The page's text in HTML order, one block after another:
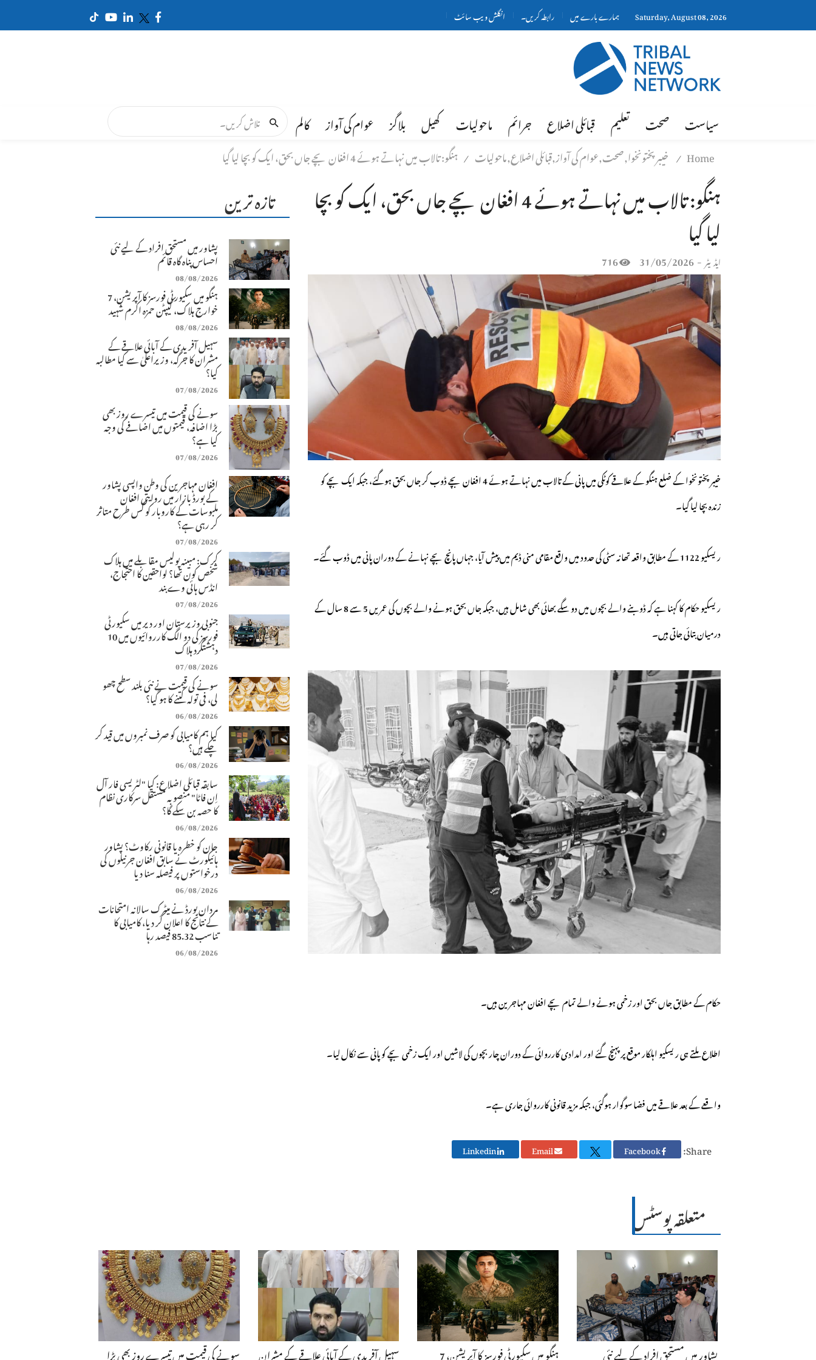
Saturday, August 08, 2026 ہمارے بارے میں رابطہ کریں۔ انگلش ویب سائٹ
سیاست صحت تعلیم قبائلی اضلاع جرائم ماحولیات کھیل بلاگز عوام کی آواز کالم
ہنگو: تالاب میں نہاتے ہوئے 4 افغان بچے جاں بحق، ایک کو بچا لیا گیا Home
/ خیبر پختونخوا,صحت,عوام کی آواز,قبائلی اضلاع,ماحولیات /
ہنگو: تالاب میں نہاتے ہوئے 4 افغان بچے جاں بحق، ایک کو بچا
لیا گیا
ایڈیٹر -
31/05/2026
خیبرپختونخوا کے ضلع ہنگو کے علاقے کوٹکی میں پانی کے تالاب میں نہاتے ہوئے 4 افغان بچے ڈوب کر جاں بحق ہوگئے، جبکہ ایک بچے کو
زندہ بچا لیا گیا۔
ریسکیو 1122 کے مطابق واقعہ تھانہ سٹی کی حدود میں واقع مقامی منی ڈیم میں پیش آیا، جہاں پانچ بچے نہانے کے دوران پانی میں ڈوب گئے۔
ریسکیو حکام کا کہنا ہے کہ ڈوبنے والے بچوں میں دو سگے بھائی بھی شامل ہیں، جبکہ جاں بحق ہونے والے بچوں کی عمریں 5 سے 8 سال کے
درمیان بتائی جاتی ہیں۔
حکام کے مطابق جاں بحق اور زخمی ہونے والے تمام بچے افغان مہاجرین ہیں۔
اطلاع ملتے ہی ریسکیو اہلکار موقع پر پہنچ گئے اور امدادی کارروائی کے دوران چار بچوں کی لاشیں اور ایک زخمی بچے کو پانی سے نکال لیا۔
واقعے کے بعد علاقے میں فضا سوگوار ہوگئی، جبکہ مزید قانونی کارروائی جاری ہے۔
Share:
Email
Linkedin
تازہ ترین
پشاور میں مستحق افراد کے لیے نئی
احساس پناہ گاہ قائم
08/08/2026
ہنگو میں سکیورٹی فورسز کا آپریشن، 7
خوارج ہلاک، کیپٹن حمزہ اکرم شہید
08/08/2026
سہیل آفریدی کے آبائی علاقے کے
مشران کا جرگہ، وزیراعلیٰ سے کیا مطالبہ
کیا؟
07/08/2026
سونے کی قیمت میں تیسرے روز بھی
بڑا اضافہ، قیمتوں میں اضافے کی وجہ
کیا ہے؟
07/08/2026
افغان مہاجرین کی وطن واپسی پشاور
کے بورڈ بازار میں روایتی افغان
ملبوسات کے کاروبار کو کس طرح متاثر
کر رہی ہے؟
07/08/2026
کرک: مبینہ پولیس مقابلے میں ہلاک
شخص کون تھا؟ لواحقین کا احتجاج،
انڈس ہائی وے بند
07/08/2026
جنوبی وزیرستان اور دیر میں سکیورٹی
فورسز کی دو الگ کارروائیوں میں 10
دہشتگرد ہلاک
07/08/2026
سونے کی قیمت نے نئی بلند سطح چھو
لی، فی تولہ کتنے کا ہو گیا؟
06/08/2026
کیا ہم کامیابی کو صرف نمبروں میں قید کر
چکے ہیں؟
06/08/2026
سابقہ قبائلی اضلاع: کیا "لٹریسی فار آل
اِن فاٹا" منصوبہ مستقل سرکاری نظام
کا حصہ بن سکے گا؟
06/08/2026
جان کو خطرہ یا قانونی رکاوٹ؟ پشاور
ہائیکورٹ نے سابق افغان جرنیلوں کی
درخواستوں پر فیصلہ سنا دیا
06/08/2026
مردان بورڈ نے میٹرک سالانہ امتحانات
کے نتائج کا اعلان کر دیا، کامیابی کا
تناسب 85.32 فیصد رہا
06/08/2026
متعلقہ پوسٹس
پشاور میں مستحق افراد کے لیے نئی ہنگو میں سکیورٹی فورسز کا آپریشن، 7 سہیل آفریدی کے آبائی علاقے کے مشران سونے کی قیمت میں تیسرے روز بھی بڑا